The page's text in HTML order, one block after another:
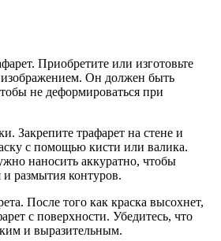
Приобретите или изготовьте
Он должен быть
не деформироваться при
Закрепите трафарет на стене и
с помощью кисти или валика.
наносить аккуратно, чтобы
и размытия контуров.
После того как краска высохнет,
с поверхности. Убедитесь, что
и выразительным.